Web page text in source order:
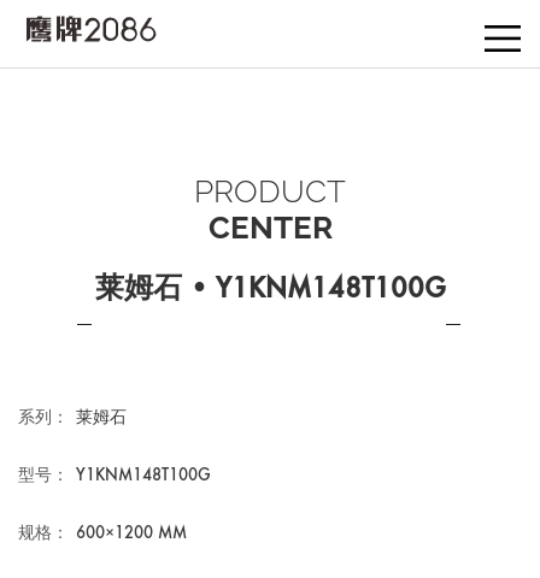
PRODUCT
CENTER
莱姆石 • Y1KNM148T100G
系列： 莱姆石
型号： Y1KNM148T100G
规格： 600×1200 MM